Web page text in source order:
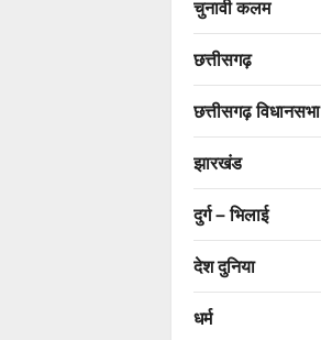
चुनावी कलम
छत्तीसगढ़
छत्तीसगढ़ विधानसभा
झारखंड
दुर्ग – भिलाई
देश दुनिया
धर्म